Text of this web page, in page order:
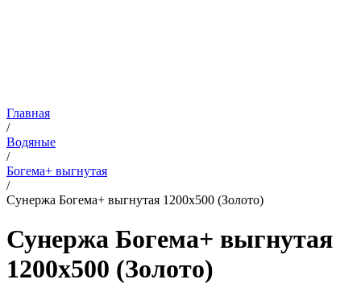
Главная
/
Водяные
/
Богема+ выгнутая
/
Сунержа Богема+ выгнутая 1200х500 (Золото)
Сунержа Богема+ выгнутая
1200х500 (Золото)